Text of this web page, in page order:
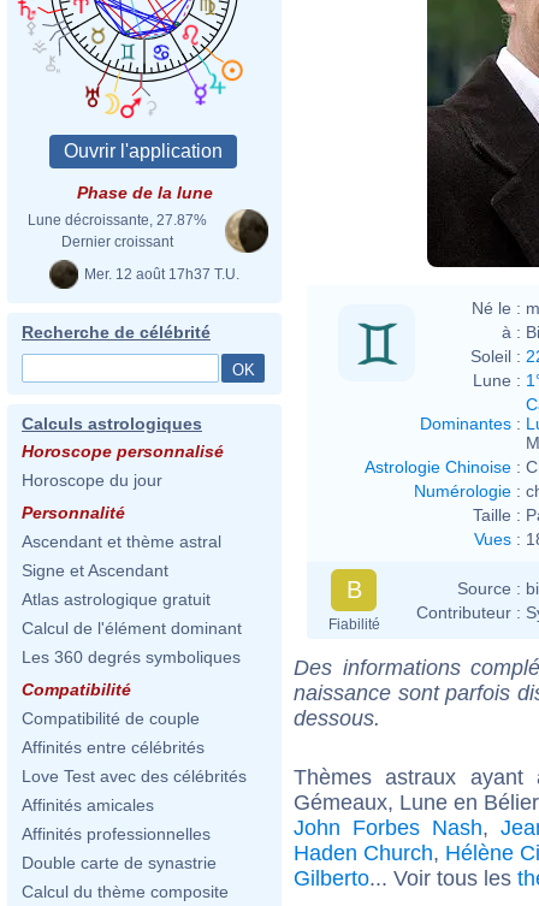
Phase de la lune
Lune décroissante, 27.87%
Dernier croissant
Mer. 12 août 17h37 T.U.
Recherche de célébrité
Calculs astrologiques
Horoscope personnalisé
Horoscope du jour
Personnalité
Ascendant et thème astral
Signe et Ascendant
Atlas astrologique gratuit
Calcul de l'élément dominant
Les 360 degrés symboliques
Compatibilité
Compatibilité de couple
Affinités entre célébrités
Love Test avec des célébrités
Affinités amicales
Affinités professionnelles
Double carte de synastrie
Calcul du thème composite
Né le :
à :
Soleil :
Lune :
Dominantes :
Astrologie Chinoise :
Numérologie :
Taille :
Vues :
B
Fiabilité
Source :
Contributeur :
Des informations
naissance sont parfois
dessous.
Thèmes astraux
Gémeaux, Lune en
John Forbes Nash,
Haden Church, Hélène
Gilberto... Voir tous les